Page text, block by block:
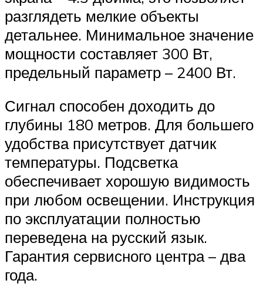
разглядеть мелкие объекты
детальнее. Минимальное значение
мощности составляет 300 Вт,
предельный параметр – 2400 Вт.
Сигнал способен доходить до
глубины 180 метров. Для большего
удобства присутствует датчик
температуры. Подсветка
обеспечивает хорошую видимость
при любом освещении. Инструкция
по эксплуатации полностью
переведена на русский язык.
Гарантия сервисного центра – два
года.